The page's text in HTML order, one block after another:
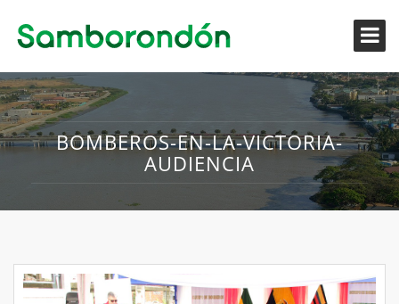
BOMBEROS-EN-LA-VICTORIA-
AUDIENCIA